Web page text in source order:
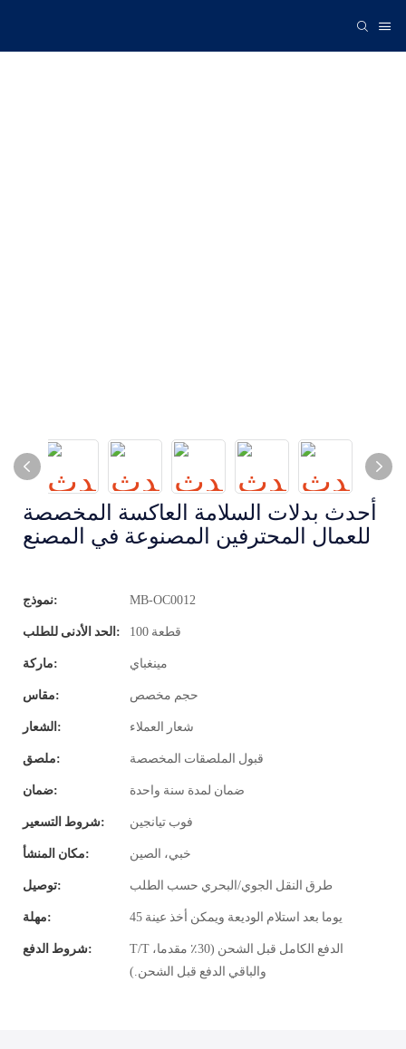
أحدث بدلات السلامة العاكسة المخصصة
للعمال المحترفين المصنوعة في المصنع
نموذج: MB-OC0012
الحد الأدنى للطلب: 100 قطعة
ماركة: مينغباي
مقاس: حجم مخصص
الشعار: شعار العملاء
ملصق: قبول الملصقات المخصصة
ضمان: ضمان لمدة سنة واحدة
شروط التسعير: فوب تيانجين
مكان المنشأ: خبي، الصين
توصيل: طرق النقل الجوي/البحري حسب الطلب
مهلة: 45 يوما بعد استلام الوديعة ويمكن أخذ عينة
شروط الدفع:
T/T الدفع الكامل قبل الشحن (30٪ مقدما،
والباقي الدفع قبل الشحن.)